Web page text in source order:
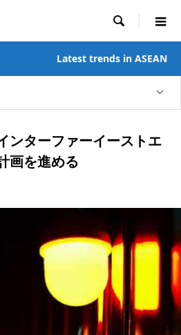

Latest trends in ASEAN
ンターファーイーストエ
画を進める